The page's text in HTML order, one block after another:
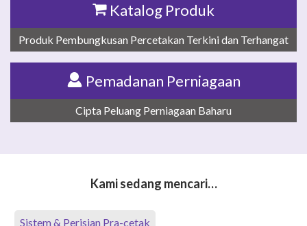
Katalog Produk
Produk Pembungkusan Percetakan Terkini dan Terhangat
Pemadanan Perniagaan
Cipta Peluang Perniagaan Baharu
Kami sedang mencari…
Sistem & Perisian Pra-cetak